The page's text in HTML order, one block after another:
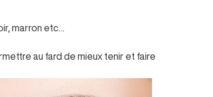
marron etc…
au fard de mieux tenir et faire